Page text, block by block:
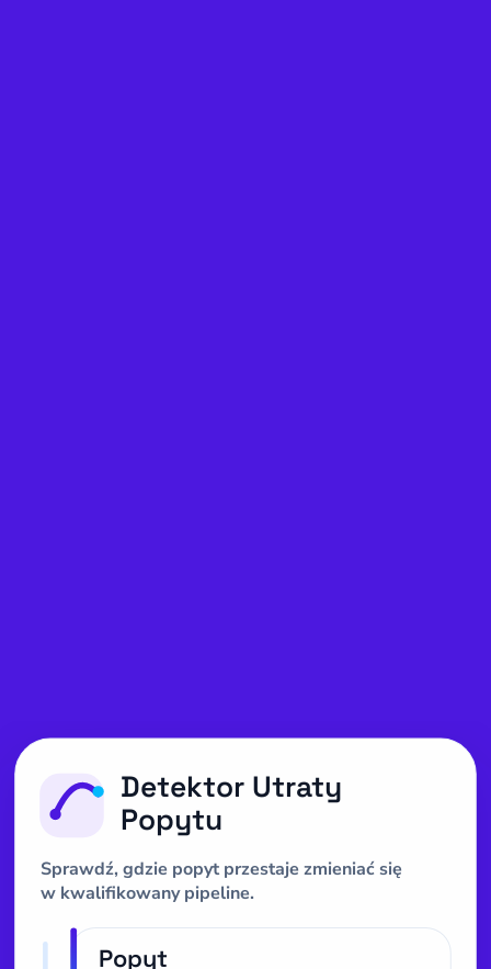
Detektor Utraty
Popytu
Sprawdź, gdzie popyt przestaje zmieniać się
w kwalifikowany pipeline.
Popyt